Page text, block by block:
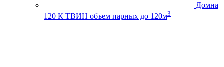
Домна
120 К ТВИН объем парных до 120м3